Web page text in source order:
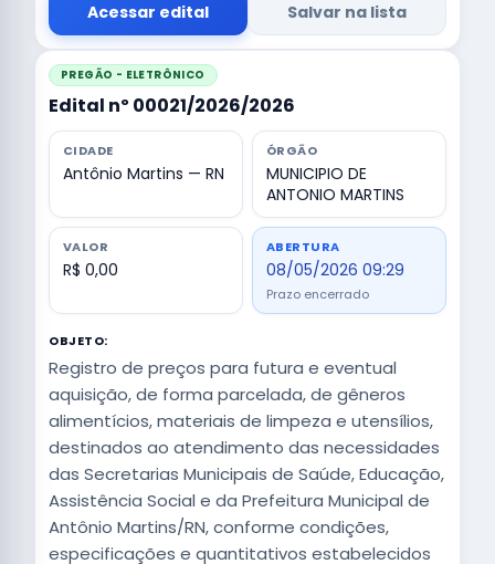
Acessar edital Salvar na lista
PREGÃO - ELETRÔNICO
Edital nº 00021/2026/2026
CIDADE
Antônio Martins — RN
ÓRGÃO
MUNICIPIO DE
ANTONIO MARTINS
VALOR
R$ 0,00
ABERTURA
08/05/2026 09:29
Prazo encerrado
OBJETO:
Registro de preços para futura e eventual
aquisição, de forma parcelada, de gêneros
alimentícios, materiais de limpeza e utensílios,
destinados ao atendimento das necessidades
das Secretarias Municipais de Saúde, Educação,
Assistência Social e da Prefeitura Municipal de
Antônio Martins/RN, conforme condições,
especificações e quantitativos estabelecidos